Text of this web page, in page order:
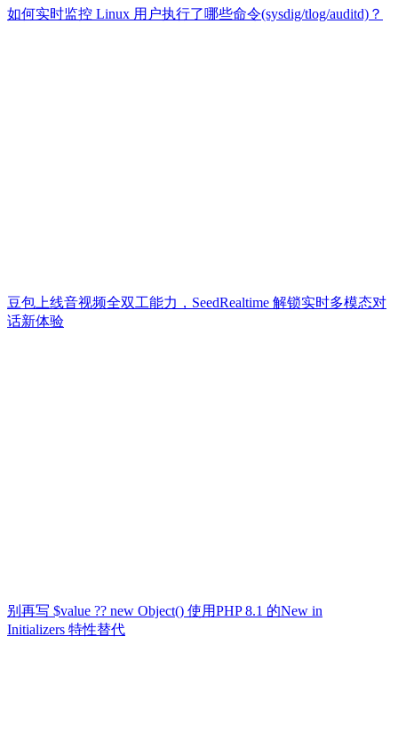
如何实时监控 Linux 用户执行了哪些命令(sysdig/tlog/auditd)？
豆包上线音视频全双工能力，SeedRealtime 解锁实时多模态对
话新体验
别再写 $value ?? new Object() 使用PHP 8.1 的New in
Initializers 特性替代